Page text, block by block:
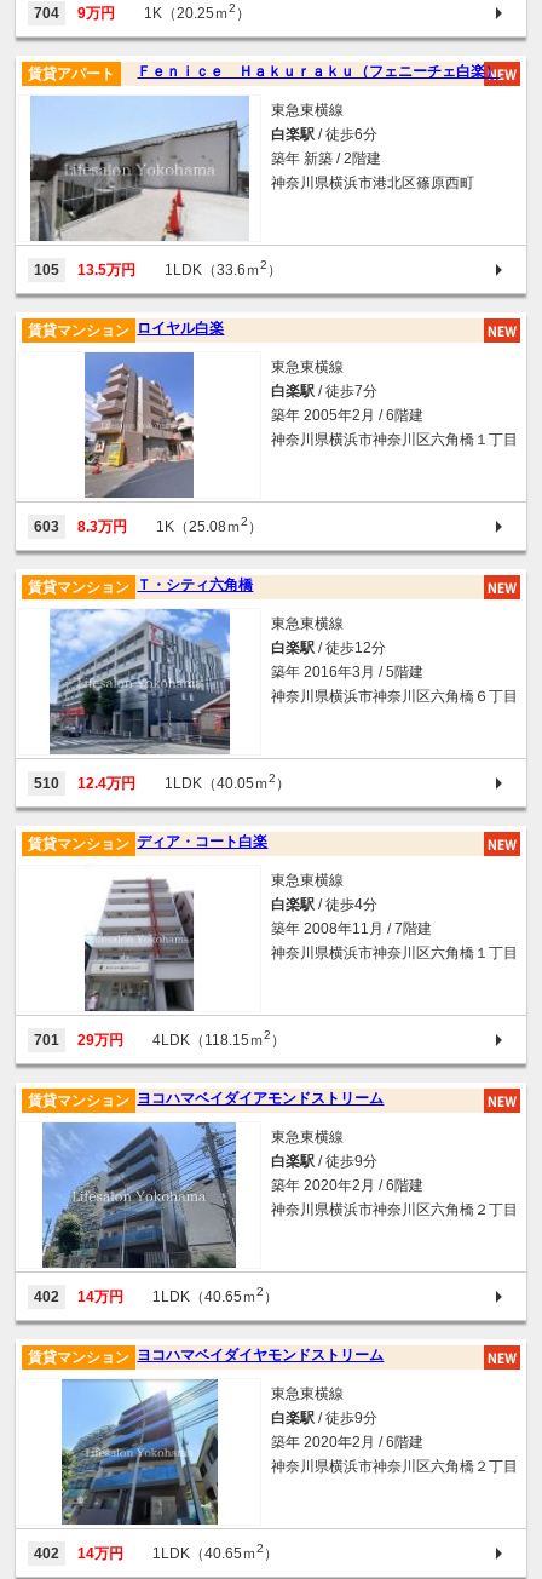
704 9万円 1K（20.25ｍ2 ）
Ｆｅｎｉｃｅ Ｈａｋｕｒａｋｕ（フェニーチェ白楽）
賃貸アパート
東急東横線
白楽駅 / 徒歩6分
築年 新築 / 2階建
神奈川県横浜市港北区篠原西町
105 13.5万円 1LDK（33.6ｍ2 ）
ロイヤル白楽
賃貸マンション
東急東横線
白楽駅 / 徒歩7分
築年 2005年2月 / 6階建
神奈川県横浜市神奈川区六角橋１丁目
603 8.3万円 1K（25.08ｍ2 ）
Ｔ・シティ六角橋
賃貸マンション
東急東横線
白楽駅 / 徒歩12分
築年 2016年3月 / 5階建
神奈川県横浜市神奈川区六角橋６丁目
510 12.4万円 1LDK（40.05ｍ2 ）
ディア・コート白楽
賃貸マンション
東急東横線
白楽駅 / 徒歩4分
築年 2008年11月 / 7階建
神奈川県横浜市神奈川区六角橋１丁目
701 29万円 4LDK（118.15ｍ2 ）
ヨコハマベイダイアモンドストリーム
賃貸マンション
東急東横線
白楽駅 / 徒歩9分
築年 2020年2月 / 6階建
神奈川県横浜市神奈川区六角橋２丁目
402 14万円 1LDK（40.65ｍ2 ）
ヨコハマベイダイヤモンドストリーム
賃貸マンション
東急東横線
白楽駅 / 徒歩9分
築年 2020年2月 / 6階建
神奈川県横浜市神奈川区六角橋２丁目
402 14万円 1LDK（40.65ｍ2 ）